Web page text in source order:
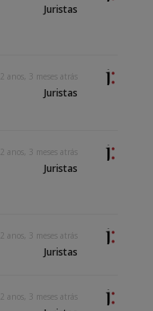
Juristas
2 anos, 3 meses atrás
Juristas
2 anos, 3 meses atrás
Juristas
2 anos, 3 meses atrás
Juristas
2 anos, 3 meses atrás